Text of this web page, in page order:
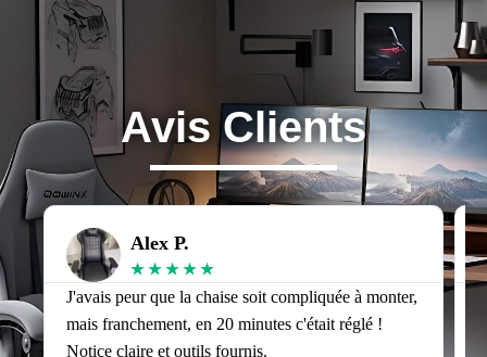
Avis Clients
Alex P.
★ ★ ★ ★ ★
J'avais peur que la chaise soit compliquée à monter,
mais franchement, en 20 minutes c'était réglé !
Notice claire et outils fournis.